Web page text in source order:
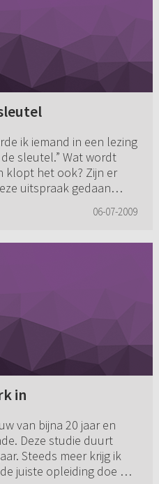
ik iemand in een lezing
sleutel.” Wat wordt
klopt het ook? Zijn er
uitspraak gedaan
06-07-2009
in
van bijna 20 jaar en
Deze studie duurt
Steeds meer krijg ik
juiste opleiding doe en